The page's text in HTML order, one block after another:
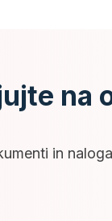
na
in